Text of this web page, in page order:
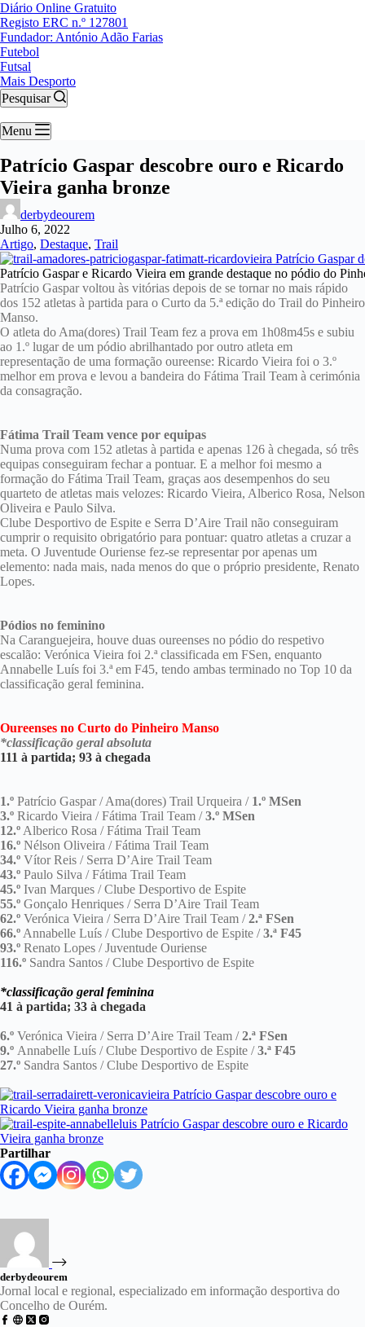
Diário Online Gratuito
Registo ERC n.º 127801
Fundador: António Adão Farias
Futebol
Futsal
Mais Desporto
Pesquisar
Menu
Patrício Gaspar descobre ouro e Ricardo
Vieira ganha bronze
derbydeourem
Julho 6, 2022
Artigo, Destaque, Trail
Patrício Gaspar e Ricardo Vieira em grande destaque no pódio do
Patrício Gaspar voltou às vitórias depois de se tornar no mais rápido
dos 152 atletas à partida para o Curto da 5.ª edição do Trail do Pinheiro
Manso.
O atleta do Ama(dores) Trail Team fez a prova em 1h08m45s e subiu
ao 1.º lugar de um pódio abrilhantado por outro atleta em
representação de uma formação oureense: Ricardo Vieira foi o 3.º
melhor em prova e levou a bandeira do Fátima Trail Team à cerimónia
da consagração.
Fátima Trail Team vence por equipas
Numa prova com 152 atletas à partida e apenas 126 à chegada, só três
equipas conseguiram fechar a pontuar. E a melhor foi mesmo a
formação do Fátima Trail Team, graças aos desempenhos do seu
quarteto de atletas mais velozes: Ricardo Vieira, Alberico Rosa, Nelson
Oliveira e Paulo Silva.
Clube Desportivo de Espite e Serra D’Aire Trail não conseguiram
cumprir o requisito obrigatório para pontuar: quatro atletas a cruzar a
meta. O Juventude Ouriense fez-se representar por apenas um
elemento: nada mais, nada menos do que o próprio presidente, Renato
Lopes.
Pódios no feminino
Na Caranguejeira, houve duas oureenses no pódio do respetivo
escalão: Verónica Vieira foi 2.ª classificada em FSen, enquanto
Annabelle Luís foi 3.ª em F45, tendo ambas terminado no Top 10 da
classificação geral feminina.
Oureenses no Curto do Pinheiro Manso
*classificação geral absoluta
111 à partida; 93 à chegada
1.º Patrício Gaspar / Ama(dores) Trail Urqueira / 1.º MSen
3.º Ricardo Vieira / Fátima Trail Team /3.º MSen
12.º Alberico Rosa / Fátima Trail Team
16.º Nélson Oliveira / Fátima Trail Team
34.º Vítor Reis / Serra D’Aire Trail Team
43.º Paulo Silva / Fátima Trail Team
45.º Ivan Marques / Clube Desportivo de Espite
55.º Gonçalo Henriques / Serra D’Aire Trail Team
62.º Verónica Vieira / Serra D’Aire Trail Team /2.ª FSen
66.º Annabelle Luís / Clube Desportivo de Espite /3.ª F45
93.º Renato Lopes / Juventude Ouriense
116.º Sandra Santos / Clube Desportivo de Espite
*classificação geral feminina
41 à partida; 33 à chegada
6.º Verónica Vieira / Serra D’Aire Trail Team /2.ª FSen
9.º Annabelle Luís / Clube Desportivo de Espite /3.ª F45
27.º Sandra Santos / Clube Desportivo de Espite
Partilhar
derbydeourem
Jornal local e regional, especializado em informação desportiva do
Concelho de Ourém.